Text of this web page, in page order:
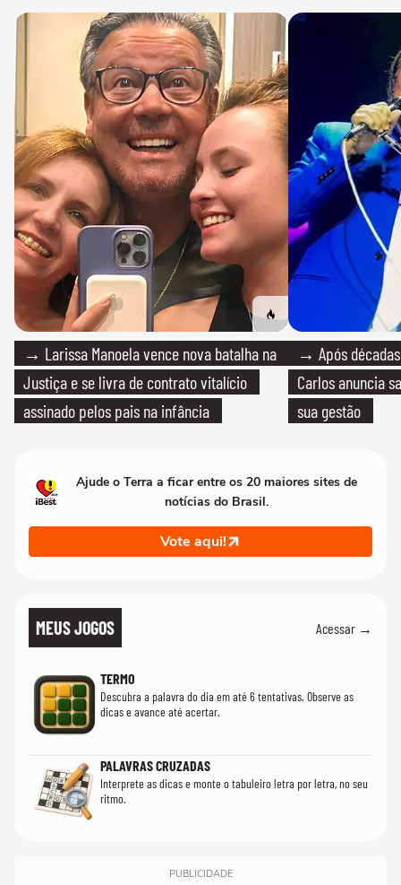
→ Larissa Manoela vence nova batalha na
Justiça e se livra de contrato vitalício
assinado pelos pais na infância
→ Após
Carlos anuncia
sua gestão
Ajude o Terra a ficar entre os 20 maiores sites de
notícias do Brasil.
Vote aqui!
MEUS JOGOS Acessar →
TERMO
Descubra a palavra do dia em até 6 tentativas. Observe as
dicas e avance até acertar.
PALAVRAS CRUZADAS
Interprete as dicas e monte o tabuleiro letra por letra, no seu
ritmo.
PUBLICIDADE